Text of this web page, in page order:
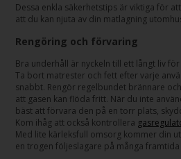
Dessa enkla säkerhetstips är viktiga för
att du kan njuta av din matlagning
Rengöring och förvaring
Bra underhåll är nyckeln till ett långt liv
Ta bort matrester och fett efter varje
snabbt. Rengör regelbundet brännare
att gasen kan flöda fritt. När du inte
bäst att förvara den på en torr plats,
Kom ihåg att också kontrollera
Med lite kärleksfull omsorg kommer din
en trogen följeslagare på många